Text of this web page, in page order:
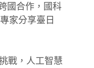
國合作，國科
家分享臺日
戰，人工智慧